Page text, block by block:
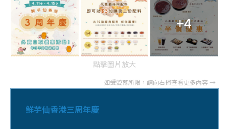
+4
點擊圖片放大
鮮芋仙香港三周年慶